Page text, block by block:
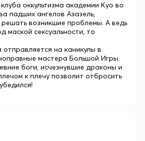
оккультизма академии Куо во
падших ангелов Азазель,
возникшие проблемы. А ведь
маской сексуальности, то
отправляется на каникулы в
мастера Большой Игры.
боги, исчезнувшие драконы и
к плечу позволит отбросить